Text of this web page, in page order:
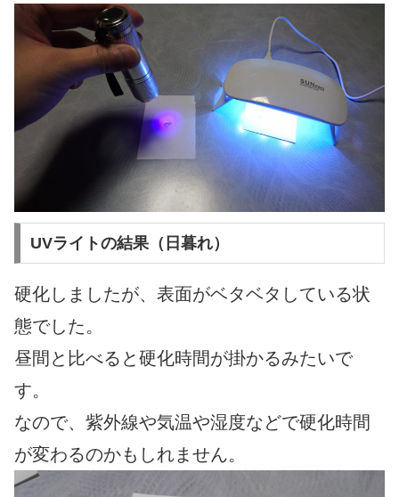
UVライトの結果（日暮れ）
硬化しましたが、表面がベタベタしている状
態でした。
昼間と比べると硬化時間が掛かるみたいで
す。
なので、紫外線や気温や湿度などで硬化時間
が変わるのかもしれません。